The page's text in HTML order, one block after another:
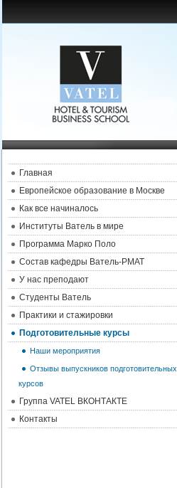
Главная
Европейское образование в Москве
Как все начиналось
Институты Ватель в мире
Программа Марко Поло
Состав кафедры Ватель-РМАТ
У нас преподают
Студенты Ватель
Практики и стажировки
Подготовительные курсы
Наши мероприятия
Отзывы выпускников подготовительных
курсов
Группа VATEL ВКОНТАКТЕ
Контакты